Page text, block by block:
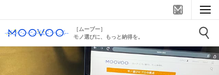
［ムーブー］
モノ選びに、もっと納得を。